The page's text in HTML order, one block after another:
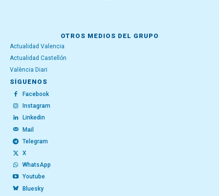
OTROS MEDIOS DEL GRUPO
Actualidad Valencia
Actualidad Castellón
València Diari
SÍGUENOS
Facebook
Instagram
Linkedin
Mail
Telegram
X
WhatsApp
Youtube
Bluesky